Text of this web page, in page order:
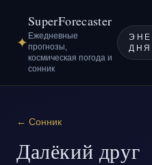
✦
SuperForecaster
Ежедневные
прогнозы,
космическая погода и
сонник
ДНЯ
← Сонник
Далёкий друг